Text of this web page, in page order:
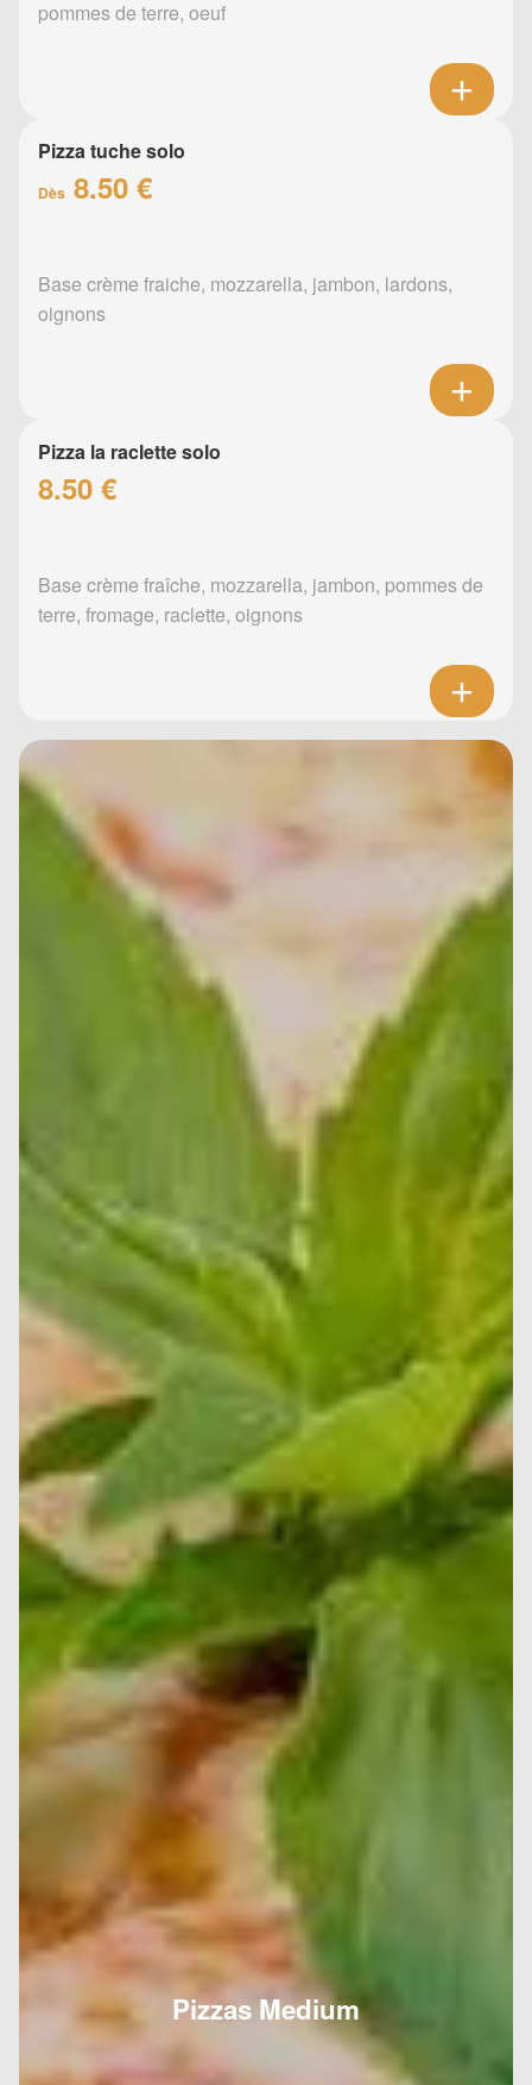
pommes de terre, oeuf
Pizza tuche solo
Dès 8.50 €
Base crème fraiche, mozzarella, jambon, lardons,
oignons
Pizza la raclette solo
8.50 €
Base crème fraîche, mozzarella, jambon, pommes de
terre, fromage, raclette, oignons
Pizzas Medium